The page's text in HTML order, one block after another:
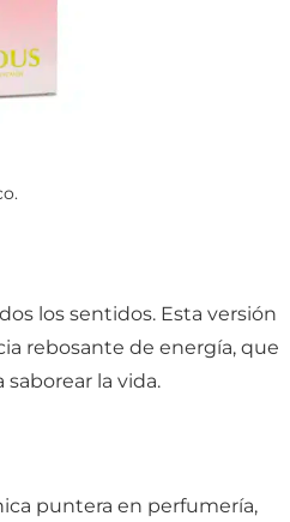
los sentidos. Esta versión
rebosante de energía, que
la vida.
puntera en perfumería,